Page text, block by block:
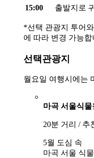
15:00
출발지로
*선택 관광지 투어
에 따라 변경 가능합
선택관광지
월요일 여행시에는
마곡 서울식물
20분 거리 / 추
5월 도심 속
마곡 서울 식